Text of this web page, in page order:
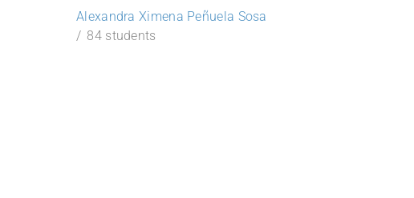
Alexandra Ximena Peñuela Sosa
84 students